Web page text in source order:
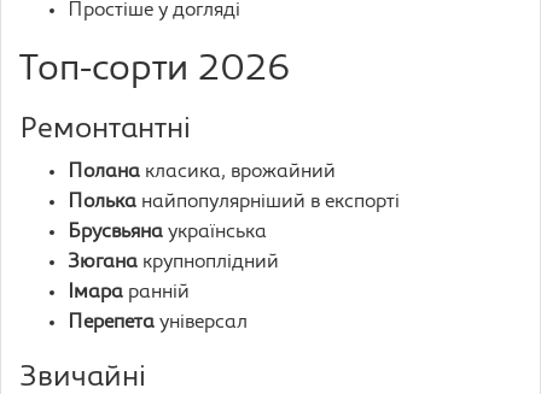
Простіше у догляді
Топ-сорти 2026
Ремонтантні
Полана класика, врожайний
Полька найпопулярніший в експорті
Брусвьяна українська
Зюгана крупноплідний
Імара ранній
Перепета універсал
Звичайні